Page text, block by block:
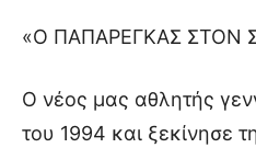
«Ο ΠΑΠΑΡΕΓΚΑΣ ΣΤΟΝ
Ο νέος μας αθλητής
του 1994 και ξεκίνησε